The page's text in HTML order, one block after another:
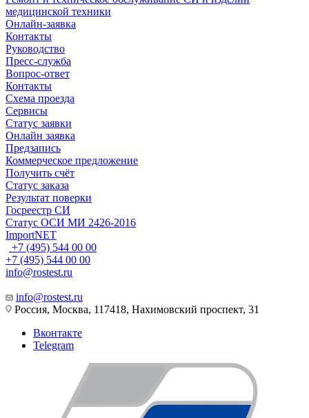
медицинской техники
Онлайн-заявка
Контакты
Руководство
Пресс-служба
Вопрос-ответ
Контакты
Схема проезда
Сервисы
Статус заявки
Онлайн заявка
Предзапись
Коммерческое предложение
Получить счёт
Статус заказа
Результат поверки
Госреестр СИ
Статус ОСИ МИ 2426-2016
ImportNET
+7 (495) 544 00 00
+7 (495) 544 00 00
info@rostest.ru
info@rostest.ru
Россия, Москва, 117418, Нахимовский проспект, 31
Вконтакте
Telegram